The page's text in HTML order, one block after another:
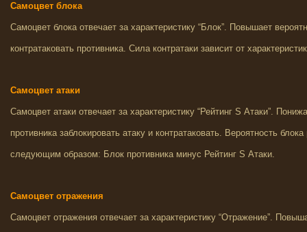
Самоцвет блока
Самоцвет блока отвечает за характеристику “Блок”. Повышает
контратаковать противника. Сила контратаки зависит от
Самоцвет атаки
Самоцвет атаки отвечает за характеристику “Рейтинг S Атаки”.
противника заблокировать атаку и контратаковать. Вероятность
следующим образом: Блок противника минус Рейтинг S Атаки.
Самоцвет отражения
Самоцвет отражения отвечает за характеристику “Отражение”.